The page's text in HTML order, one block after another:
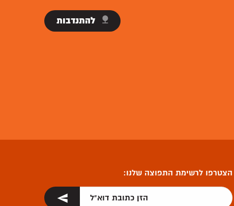
להתנדבות
הצטרפו לרשימת התפוצה שלנו: